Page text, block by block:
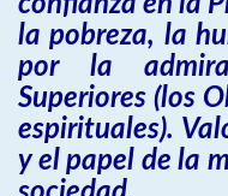
la pobreza, la
por la
Superiores (los
espirituales).
y el papel de la